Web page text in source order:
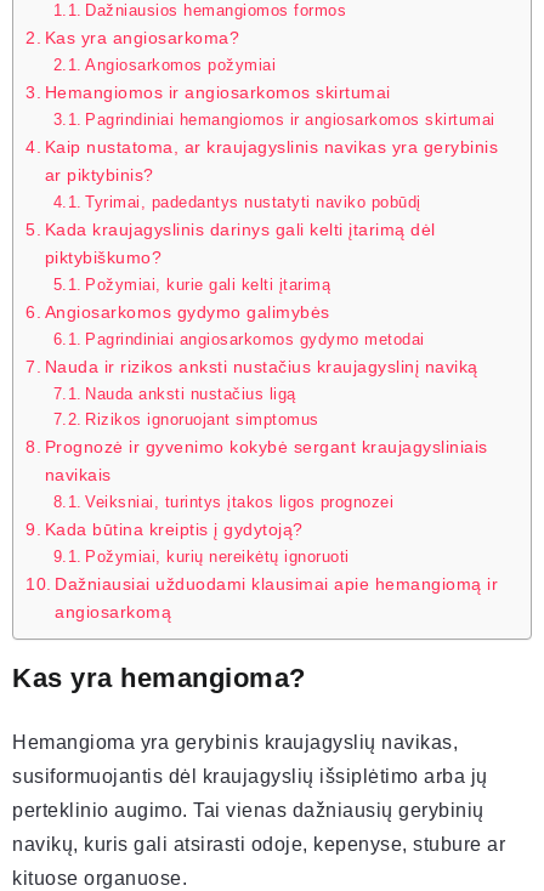
Dažniausios hemangiomos formos
Kas yra angiosarkoma?
Angiosarkomos požymiai
Hemangiomos ir angiosarkomos skirtumai
Pagrindiniai hemangiomos ir angiosarkomos skirtumai
Kaip nustatoma, ar kraujagyslinis navikas yra gerybinis
ar piktybinis?
Tyrimai, padedantys nustatyti naviko pobūdį
Kada kraujagyslinis darinys gali kelti įtarimą dėl
piktybiškumo?
Požymiai, kurie gali kelti įtarimą
Angiosarkomos gydymo galimybės
Pagrindiniai angiosarkomos gydymo metodai
Nauda ir rizikos anksti nustačius kraujagyslinį naviką
Nauda anksti nustačius ligą
Rizikos ignoruojant simptomus
Prognozė ir gyvenimo kokybė sergant kraujagysliniais
navikais
Veiksniai, turintys įtakos ligos prognozei
Kada būtina kreiptis į gydytoją?
Požymiai, kurių nereikėtų ignoruoti
Dažniausiai užduodami klausimai apie hemangiomą ir
angiosarkomą
Kas yra hemangioma?
Hemangioma yra gerybinis kraujagyslių navikas,
susiformuojantis dėl kraujagyslių išsiplėtimo arba jų
perteklinio augimo. Tai vienas dažniausių gerybinių
navikų, kuris gali atsirasti odoje, kepenyse, stubure ar
kituose organuose.